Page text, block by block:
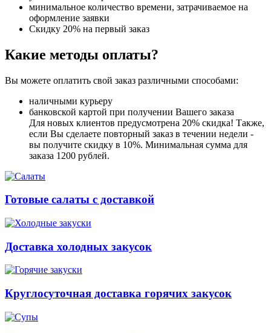
минимальное количество времени, затрачиваемое на
оформление заявки
Скидку 20% на первый заказ
Какие методы оплаты?
Вы можете оплатить свой заказ различными способами:
наличными курьеру
банковской картой при получении Вашего заказа
Для новых клиентов предусмотрена 20% скидка! Также,
если Вы сделаете повторный заказ в течении недели -
вы получите скидку в 10%. Минимальная сумма для
заказа 1200 рублей.
Готовые салаты с доставкой
Доставка холодных закусок
Круглосуточная доставка горячих закусок